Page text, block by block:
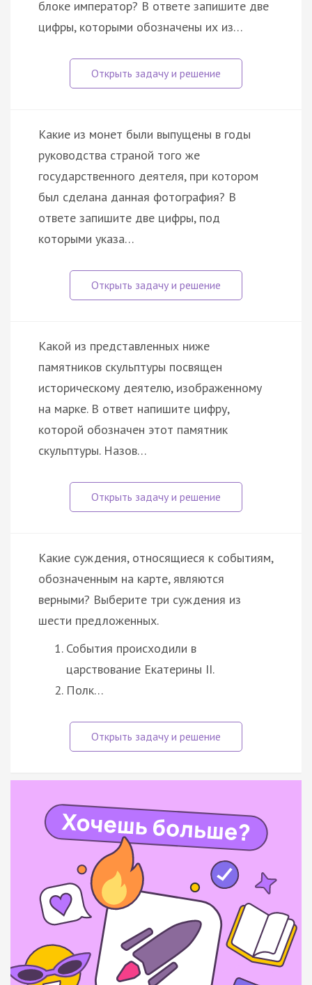
блоке император? В ответе запишите две
цифры, которыми обозначены их из…
Какие из монет были выпущены в годы
руководства страной того же
государственного деятеля, при котором
был сделана данная фотография? В
ответе запишите две цифры, под
которыми указа…
Какой из представленных ниже
памятников скульптуры посвящен
историческому деятелю, изображенному
на марке. В ответ напишите цифру,
которой обозначен этот памятник
скульптуры. Назов…
Какие суждения, относящиеся к событиям,
обозначенным на карте, являются
верными? Выберите три суждения из
шести предложенных.
События происходили в
царствование Екатерины II.
Полк…